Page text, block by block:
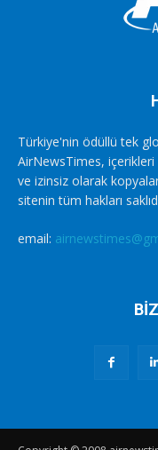
Türkiye'nin ödüllü tek
AirNewsTimes, içerikleri
ve izinsiz olarak
sitenin tüm hakları
email: